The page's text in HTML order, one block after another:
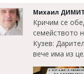
Михаил
Кричим се
семейството
Кузев:
вече има из